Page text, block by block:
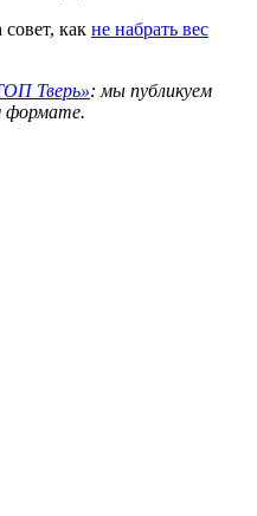
совет, как не набрать вес
Тверь»: мы публикуем
формате.